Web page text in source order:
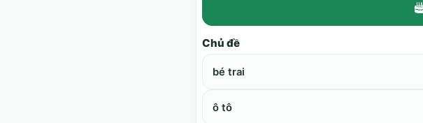
Chủ đề
bé trai
ô tô